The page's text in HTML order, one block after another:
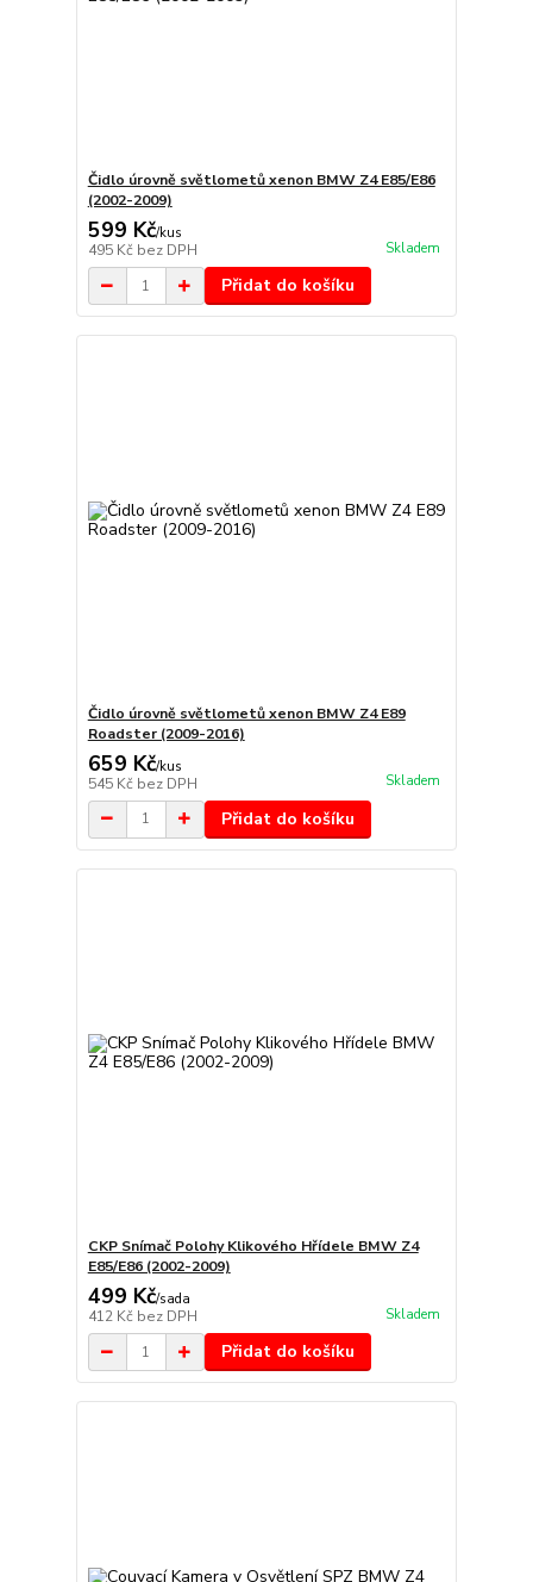
Čidlo úrovně světlometů xenon BMW Z4 E85/E86
(2002-2009)
599 Kč/kus
495 Kč bez DPH Skladem
Přidat do košíku
Čidlo úrovně světlometů xenon BMW Z4 E89
Roadster (2009-2016)
659 Kč/kus
545 Kč bez DPH Skladem
Přidat do košíku
CKP Snímač Polohy Klikového Hřídele BMW Z4
E85/E86 (2002-2009)
499 Kč/sada
412 Kč bez DPH Skladem
Přidat do košíku